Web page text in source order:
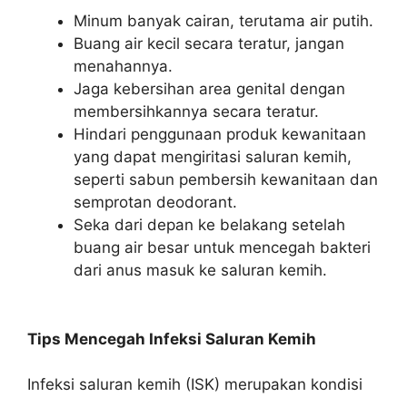
Minum banyak cairan, terutama air putih.
Buang air kecil secara teratur, jangan
menahannya.
Jaga kebersihan area genital dengan
membersihkannya secara teratur.
Hindari penggunaan produk kewanitaan
yang dapat mengiritasi saluran kemih,
seperti sabun pembersih kewanitaan dan
semprotan deodorant.
Seka dari depan ke belakang setelah
buang air besar untuk mencegah bakteri
dari anus masuk ke saluran kemih.
Tips Mencegah Infeksi Saluran Kemih
Infeksi saluran kemih (ISK) merupakan kondisi